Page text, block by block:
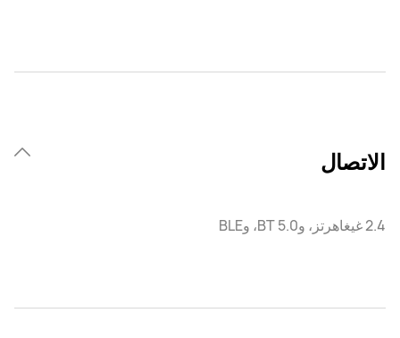
الاتصال
2.4 غيغاهرتز، وBT 5.0، وBLE